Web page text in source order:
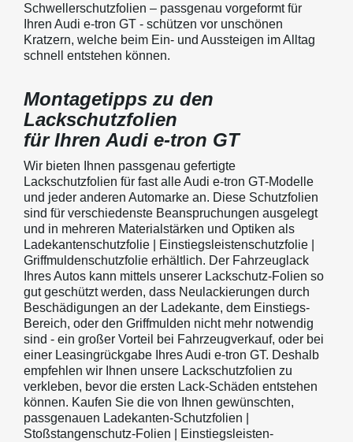
Schwellerschutzfolien – passgenau vorgeformt für
Ihren Audi e-tron GT - schützen vor unschönen
Kratzern, welche beim Ein- und Aussteigen im Alltag
schnell entstehen können.
Montagetipps zu den
Lackschutzfolien
für Ihren Audi e-tron GT
Wir bieten Ihnen passgenau gefertigte
Lackschutzfolien für fast alle Audi e-tron GT-Modelle
und jeder anderen Automarke an. Diese Schutzfolien
sind für verschiedenste Beanspruchungen ausgelegt
und in mehreren Materialstärken und Optiken als
Ladekantenschutzfolie | Einstiegsleistenschutzfolie |
Griffmuldenschutzfolie erhältlich. Der Fahrzeuglack
Ihres Autos kann mittels unserer Lackschutz-Folien so
gut geschützt werden, dass Neulackierungen durch
Beschädigungen an der Ladekante, dem Einstiegs-
Bereich, oder den Griffmulden nicht mehr notwendig
sind - ein großer Vorteil bei Fahrzeugverkauf, oder bei
einer Leasingrückgabe Ihres Audi e-tron GT. Deshalb
empfehlen wir Ihnen unsere Lackschutzfolien zu
verkleben, bevor die ersten Lack-Schäden entstehen
können. Kaufen Sie die von Ihnen gewünschten,
passgenauen Ladekanten-Schutzfolien |
Stoßstangenschutz-Folien | Einstiegsleisten-